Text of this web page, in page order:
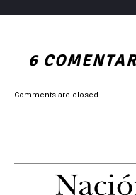
6
Comments are closed.